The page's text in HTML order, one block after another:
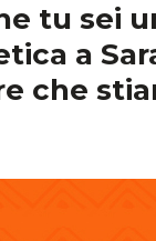
tu sei
a
che